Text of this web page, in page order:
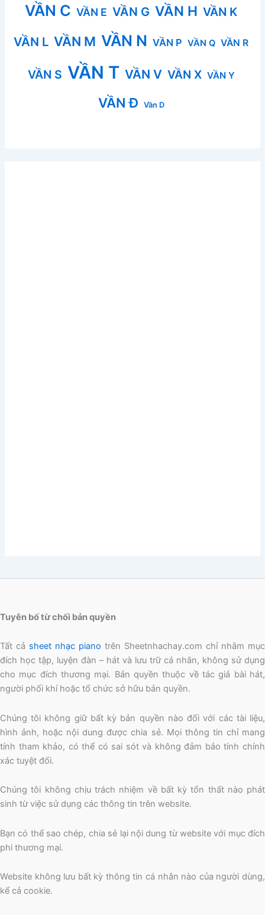
VẦN C VẦN E VẦN G VẦN H VẦN K
VẦN L VẦN M VẦN N VẦN P VẦN Q VẦN R
VẦN S VẦN T VẦN V VẦN X VẦN Y
VẦN Đ Vần D
Tuyên bố từ chối bản quyền
Tất cả sheet nhạc piano trên Sheetnhachay.com chỉ nhằm mục
đích học tập, luyện đàn – hát và lưu trữ cá nhân, không sử dụng
cho mục đích thương mại. Bản quyền thuộc về tác giả bài hát,
người phối khí hoặc tổ chức sở hữu bản quyền.
Chúng tôi không giữ bất kỳ bản quyền nào đối với các tài liệu,
hình ảnh, hoặc nội dung được chia sẻ. Mọi thông tin chỉ mang
tính tham khảo, có thể có sai sót và không đảm bảo tính chính
xác tuyệt đối.
Chúng tôi không chịu trách nhiệm về bất kỳ tổn thất nào phát
sinh từ việc sử dụng các thông tin trên website.
Bạn có thể sao chép, chia sẻ lại nội dung từ website với mục đích
phi thương mại.
Website không lưu bất kỳ thông tin cá nhân nào của người dùng,
kể cả cookie.